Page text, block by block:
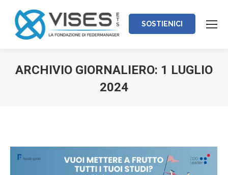
SOSTIENICI
ARCHIVIO GIORNALIERO: 1 LUGLIO
2024